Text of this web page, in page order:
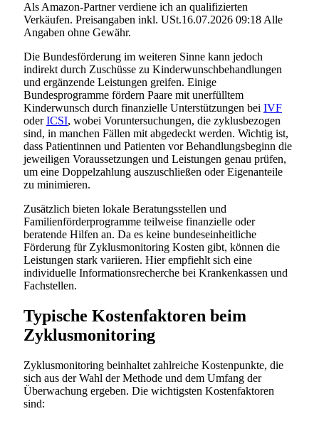
Als Amazon-Partner verdiene ich an qualifizierten
Verkäufen. Preisangaben inkl. USt.16.07.2026 09:18 Alle
Angaben ohne Gewähr.
Die Bundesförderung im weiteren Sinne kann jedoch
indirekt durch Zuschüsse zu Kinderwunschbehandlungen
und ergänzende Leistungen greifen. Einige
Bundesprogramme fördern Paare mit unerfülltem
Kinderwunsch durch finanzielle Unterstützungen bei IVF
oderICSI, wobei Voruntersuchungen, die zyklusbezogen
sind, in manchen Fällen mit abgedeckt werden. Wichtig ist,
dass Patientinnen und Patienten vor Behandlungsbeginn die
jeweiligen Voraussetzungen und Leistungen genau prüfen,
um eine Doppelzahlung auszuschließen oder Eigenanteile
zu minimieren.
Zusätzlich bieten lokale Beratungsstellen und
Familienförderprogramme teilweise finanzielle oder
beratende Hilfen an. Da es keine bundeseinheitliche
Förderung für Zyklusmonitoring Kosten gibt, können die
Leistungen stark variieren. Hier empfiehlt sich eine
individuelle Informationsrecherche bei Krankenkassen und
Fachstellen.
Typische Kostenfaktoren beim
Zyklusmonitoring
Zyklusmonitoring beinhaltet zahlreiche Kostenpunkte, die
sich aus der Wahl der Methode und dem Umfang der
Überwachung ergeben. Die wichtigsten Kostenfaktoren
sind: